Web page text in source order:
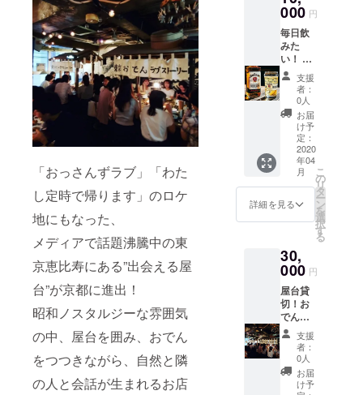
「おっさんずラブ」「わた
し定時で帰ります」のロケ
地にもなった、
メディアで話題沸騰中の東
京恵比寿にある”出会える屋
台”が京都に進出！
昭和ノスタルジーな雰囲気
の中、屋台を囲み、おでん
をつつきながら、自然と隣
の人と会話が生まれるお店
のみ営業の
会員制エン
ターテイメ
ントラウン
ジ・カラオ
ケ・バーの
プロデュー
ス・運営も
手掛けてい
5月のイ
ベント
招待
（2020
年5月中
旬を予
定）
000 円
毎日飲
みた
い！ 仕
事終わ
りも、
週末も
毎日飲
む！と
いうあ
なた
へ！ ク
ラシッ
クハイ
ボール
380円が
毎日最
99円
に！ ＋
5月のイ
ベント
招待
（2020
年5月中
旬を予
定）
支援
者：
0人
お届
け予
定：
2020
年04
月
詳細を見る
こ
の
リ
タ
ー
ン
を
選
択
す
る
30,
000 円
屋台貸
切！お
でん食
べ放
題！3時
間飲み
放題! 東
京おで
支援
者：
0人
お届
け予